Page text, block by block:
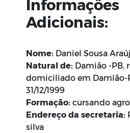
Informações
Adicionais:
Nome: Daniel Sousa
Natural de: Damião -PB,
domiciliado em Damião-
31/12/1999
Formação: cursando
Endereço da secretaria:
silva